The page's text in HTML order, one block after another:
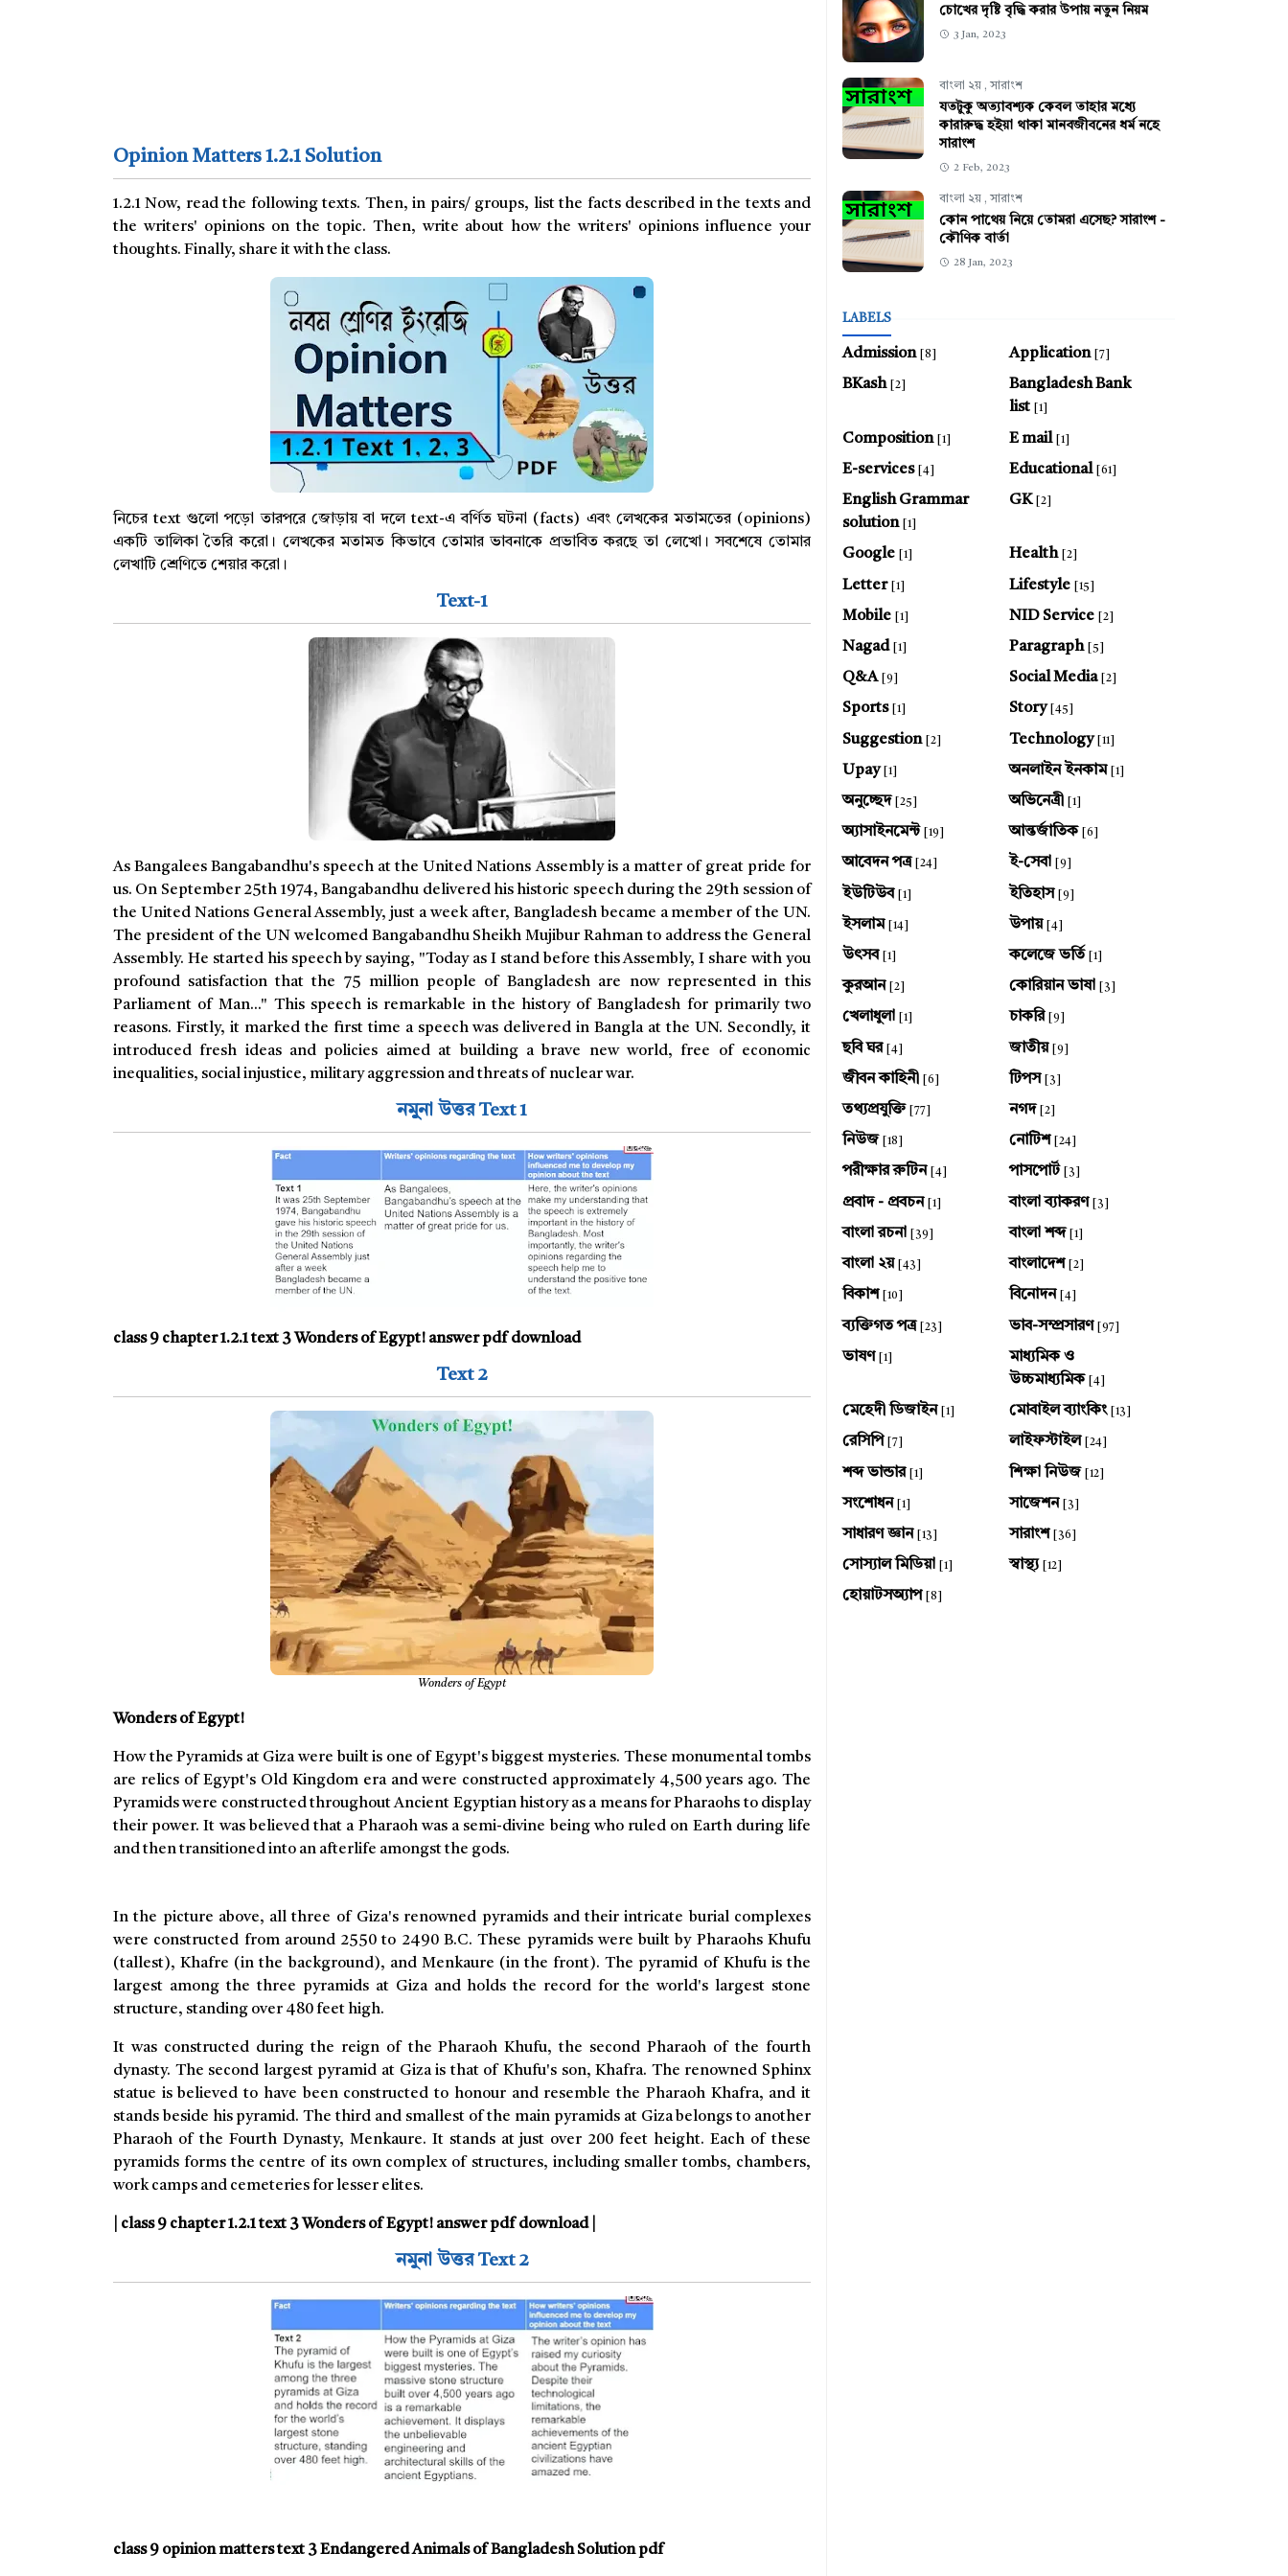
Opinion Matters 1.2.1 Solution
1.2.1 Now, read the following texts. Then, in pairs/ groups, list the facts described in the texts and
the writers' opinions on the topic. Then, write about how the writers' opinions influence your
thoughts. Finally, share it with the class.
নিচের text গুলো পড়ো তারপরে জোড়ায় বা দলে text-এ বর্ণিত ঘটনা (facts) এবং লেখকের মতামতের (opinions)
একটি তালিকা তৈরি করো। লেখকের মতামত কিভাবে তোমার ভাবনাকে প্রভাবিত করছে তা লেখো। সবশেষে তোমার
লেখাটি শ্রেণিতে শেয়ার করো।
Text-1
As Bangalees Bangabandhu's speech at the United Nations Assembly is a matter of great pride for
us. On September 25th 1974, Bangabandhu delivered his historic speech during the 29th session of
the United Nations General Assembly, just a week after, Bangladesh became a member of the UN.
The president of the UN welcomed Bangabandhu Sheikh Mujibur Rahman to address the General
Assembly. He started his speech by saying, "Today as I stand before this Assembly, I share with you
profound satisfaction that the 75 million people of Bangladesh are now represented in this
Parliament of Man..." This speech is remarkable in the history of Bangladesh for primarily two
reasons. Firstly, it marked the first time a speech was delivered in Bangla at the UN. Secondly, it
introduced fresh ideas and policies aimed at building a brave new world, free of economic
inequalities, social injustice, military aggression and threats of nuclear war.
নমুুনা উত্তর Text 1
class 9 chapter 1.2.1 text 3 Wonders of Egypt! answer pdf download
Text 2
Wonders of Egypt
Wonders of Egypt!
How the Pyramids at Giza were built is one of Egypt's biggest mysteries. These monumental tombs
are relics of Egypt's Old Kingdom era and were constructed approximately 4,500 years ago. The
Pyramids were constructed throughout Ancient Egyptian history as a means for Pharaohs to display
their power. It was believed that a Pharaoh was a semi-divine being who ruled on Earth during life
and then transitioned into an afterlife amongst the gods.
In the picture above, all three of Giza's renowned pyramids and their intricate burial complexes
were constructed from around 2550 to 2490 B.C. These pyramids were built by Pharaohs Khufu
(tallest), Khafre (in the background), and Menkaure (in the front). The pyramid of Khufu is the
largest among the three pyramids at Giza and holds the record for the world's largest stone
structure, standing over 480 feet high.
It was constructed during the reign of the Pharaoh Khufu, the second Pharaoh of the fourth
dynasty. The second largest pyramid at Giza is that of Khufu's son, Khafra. The renowned Sphinx
statue is believed to have been constructed to honour and resemble the Pharaoh Khafra, and it
stands beside his pyramid. The third and smallest of the main pyramids at Giza belongs to another
Pharaoh of the Fourth Dynasty, Menkaure. It stands at just over 200 feet height. Each of these
pyramids forms the centre of its own complex of structures, including smaller tombs, chambers,
work camps and cemeteries for lesser elites.
| class 9 chapter 1.2.1 text 3 Wonders of Egypt! answer pdf download |
নমুনা উত্তর Text 2
class 9 opinion matters text 3 Endangered Animals of Bangladesh Solution pdf
চোখের দৃষ্টি বৃদ্ধি করার উপায় নতুন নিয়ম
3 Jan, 2023
বাংলা ২য় , সারাংশ
যতটুকু অত্যাবশ্যক কেবল তাহার মধ্যে
কারারুদ্ধ হইয়া থাকা মানবজীবনের ধর্ম নহে
সারাংশ
2 Feb, 2023
বাংলা ২য় , সারাংশ
কোন পাথেয় নিয়ে তোমরা এসেছ? সারাংশ -
কৌণিক বার্তা
28 Jan, 2023
LABELS
Admission [8] Application [7]
BKash [2]
Bangladesh Bank
list
[1]
Composition [1] E mail [1]
E-services [4] Educational [61]
English Grammar
solution
[1]
GK [2]
Google [1] Health [2]
Letter [1] Lifestyle [15]
Mobile [1] NID Service [2]
Nagad [1] Paragraph [5]
Q&A [9] Social Media [2]
Sports [1] Story [45]
Suggestion [2] Technology [11]
Upay [1] অনলাইন ইনকাম [1]
অনুচ্ছেদ [25] অভিনেত্রী [1]
অ্যাসাইনমেন্ট [19] আন্তর্জাতিক [6]
আবেদন পত্র [24] ই-সেবা [9]
ইউটিউব [1] ইতিহাস [9]
ইসলাম [14] উপায় [4]
উৎসব [1] কলেজে ভর্তি [1]
কুরআন [2] কোরিয়ান ভাষা [3]
খেলাধুলা [1] চাকরি [9]
ছবি ঘর [4] জাতীয় [9]
জীবন কাহিনী [6] টিপস [3]
তথ্যপ্রযুক্তি [77] নগদ [2]
নিউজ [18] নোটিশ [24]
পরীক্ষার রুটিন [4] পাসপোর্ট [3]
প্রবাদ - প্রবচন [1] বাংলা ব্যাকরণ [3]
বাংলা রচনা [39] বাংলা শব্দ [1]
বাংলা ২য় [43] বাংলাদেশ [2]
বিকাশ [10] বিনোদন [4]
ব্যক্তিগত পত্র [23] ভাব-সম্প্রসারণ [97]
ভাষণ [1]
মাধ্যমিক ও
উচ্চমাধ্যমিক
[4]
মেহেদী ডিজাইন [1] মোবাইল ব্যাংকিং [13]
রেসিপি [7] লাইফস্টাইল [24]
শব্দ ভান্ডার [1] শিক্ষা নিউজ [12]
সংশোধন [1] সাজেশন [3]
সাধারণ জ্ঞান [13] সারাংশ [36]
সোস্যাল মিডিয়া [1] স্বাস্থ্য [12]
হোয়াটসঅ্যাপ [8]